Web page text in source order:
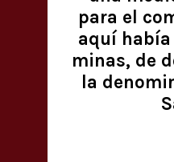
para el
aquí
minas, de
la